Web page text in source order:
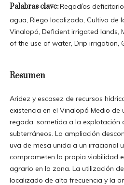
Palabras clave:Regadíos
agua, Riego localizado, Cultivo de
Vinalopó, Deficient irrigated lands,
of the use of water, Drip irrigation,
Resumen
Aridez y escasez de recursos
existencia en el Vinalopó Medio de
regada, sometida a la explotación
subterráneos. La ampliación
uva de mesa unida a un irracional
comprometen la propia viabilidad
agrario en la zona. La utilización
localizado de alta frecuencia y la